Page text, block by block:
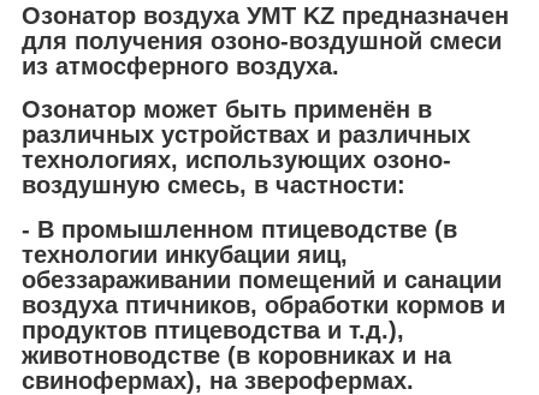
Озонатор воздуха УМТ KZ предназначен
для получения озоно-воздушной смеси
из атмосферного воздуха.
Озонатор может быть применён в
различных устройствах и различных
технологиях, использующих озоно-
воздушную смесь, в частности:
- В промышленном птицеводстве (в
технологии инкубации яиц,
обеззараживании помещений и санации
воздуха птичников, обработки кормов и
продуктов птицеводства и т.д.),
животноводстве (в коровниках и на
свинофермах), на зверофермах.